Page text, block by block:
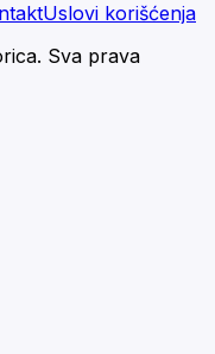
Uslovi korišćenja
Sva prava